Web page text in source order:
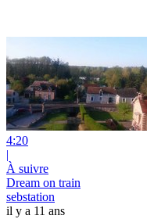
4:20
|
À suivre
Dream on train
sebstation
il y a 11 ans